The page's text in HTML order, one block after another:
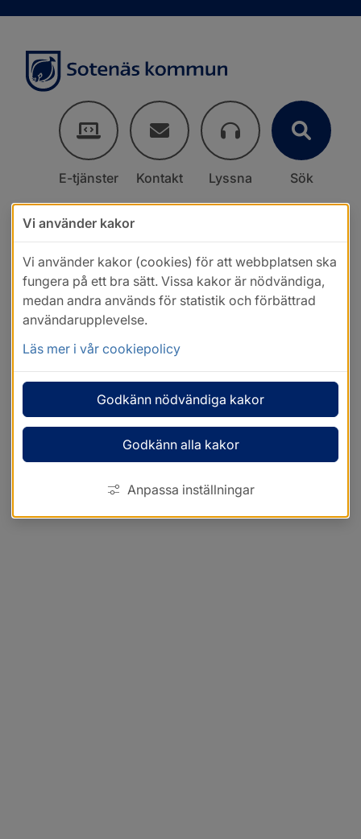
E-tjänster Kontakt Lyssna Sök
Vi använder kakor
Vi använder kakor (cookies) för att webbplatsen ska
fungera på ett bra sätt. Vissa kakor är nödvändiga,
medan andra används för statistik och förbättrad
användarupplevelse.
Läs mer i vår cookiepolicy
Godkänn nödvändiga kakor
Godkänn alla kakor
Anpassa inställningar